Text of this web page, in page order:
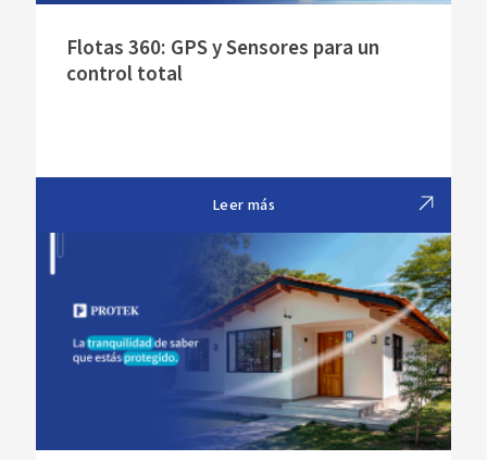
Flotas 360: GPS y Sensores para un
control total
Leer más